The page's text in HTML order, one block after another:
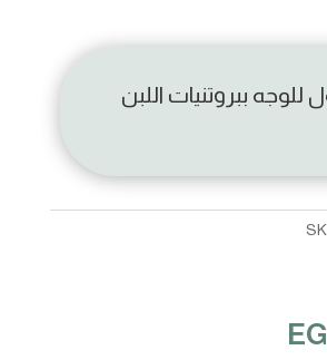
للوجه ببروتنيات اللبن